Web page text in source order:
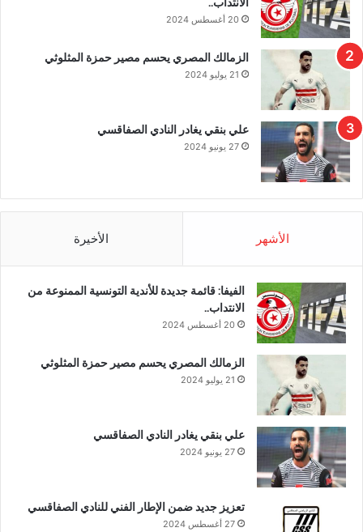
20 أغسطس 2024
الزمالك المصري يحسم مصير حمزة المثلوثي
21 يوليو 2024
علي بنقي يغادر النادي الصفاقسي
27 يونيو 2024
الأشهر الأخيرة
الفيفا: قائمة جديدة للأندية التونسية الممنوعة من
الانتداب..
20 أغسطس 2024
الزمالك المصري يحسم مصير حمزة المثلوثي
21 يوليو 2024
علي بنقي يغادر النادي الصفاقسي
27 يونيو 2024
تعزيز جديد ضمن الإطار الفني للنادي الصفاقسي
27 أغسطس 2024